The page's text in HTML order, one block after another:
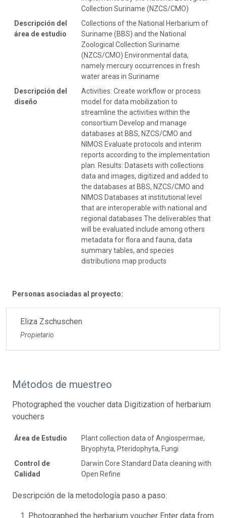
Collection Suriname (NZCS/CMO)
Descripción del
área de estudio
Collections of the National Herbarium of
Suriname (BBS) and the National
Zoological Collection Suriname
(NZCS/CMO) Environmental data,
namely mercury occurrences in fresh
water areas in Suriname
Descripción del
diseño
Activities: Create workflow or process
model for data mobilization to
streamline the activities within the
consortium Develop and manage
databases at BBS, NZCS/CMO and
NIMOS Evaluate protocols and interim
reports according to the implementation
plan. Results: Datasets with collections
data and images, digitized and added to
the databases at BBS, NZCS/CMO and
NIMOS Databases at institutional level
that are interoperable with national and
regional databases The deliverables that
will be evaluated include among others
metadata for flora and fauna, data
summary tables, and species
distributions map products
Personas asociadas al proyecto:
Eliza Zschuschen
Propietario
Métodos de muestreo
Photographed the voucher data Digitization of herbarium
vouchers
Área de Estudio
Plant collection data of Angiospermae,
Bryophyta, Pteridophyta, Fungi
Control de
Calidad
Darwin Core Standard Data cleaning with
Open Refine
Descripción de la metodología paso a paso:
Photographed the herbarium voucher Enter data from